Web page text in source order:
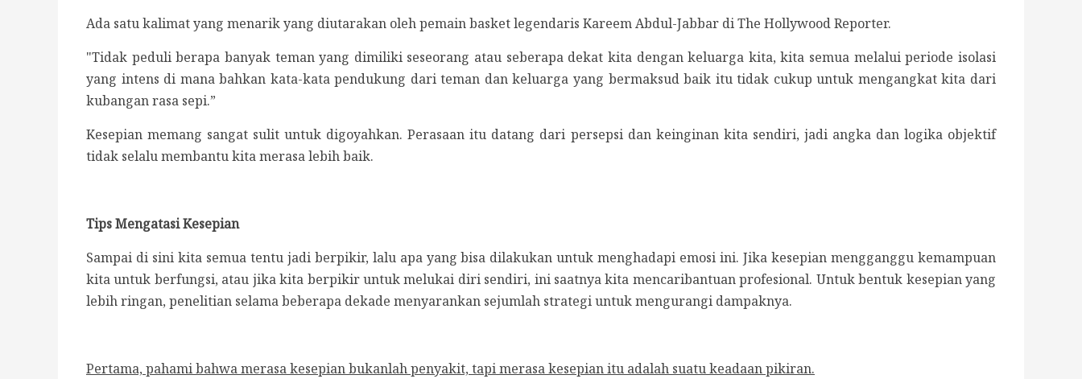
Ada satu kalimat yang menarik yang diutarakan oleh pemain basket legendaris Kareem Abdul-Jabbar di The Hollywood Reporter.
"Tidak peduli berapa banyak teman yang dimiliki seseorang atau seberapa dekat kita dengan keluarga kita, kita semua melalui periode isolasi
yang intens di mana bahkan kata-kata pendukung dari teman dan keluarga yang bermaksud baik itu tidak cukup untuk mengangkat kita dari
kubangan rasa sepi.”
Kesepian memang sangat sulit untuk digoyahkan. Perasaan itu datang dari persepsi dan keinginan kita sendiri, jadi angka dan logika objektif
tidak selalu membantu kita merasa lebih baik.
Tips Mengatasi Kesepian
Sampai di sini kita semua tentu jadi berpikir, lalu apa yang bisa dilakukan untuk menghadapi emosi ini. Jika kesepian mengganggu kemampuan
kita untuk berfungsi, atau jika kita berpikir untuk melukai diri sendiri, ini saatnya kita mencaribantuan profesional. Untuk bentuk kesepian yang
lebih ringan, penelitian selama beberapa dekade menyarankan sejumlah strategi untuk mengurangi dampaknya.
Pertama, pahami bahwa merasa kesepian bukanlah penyakit, tapi merasa kesepian itu adalah suatu keadaan pikiran.